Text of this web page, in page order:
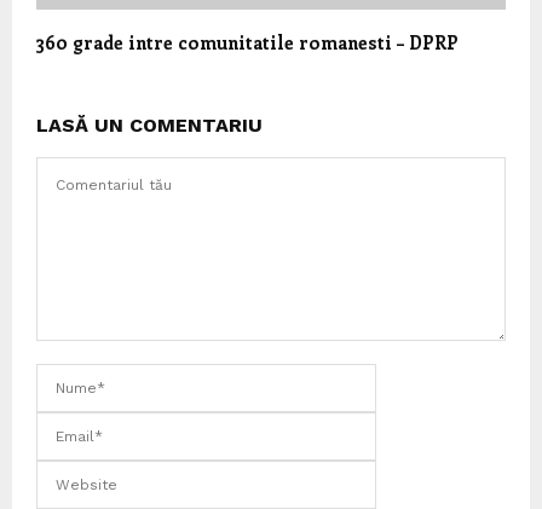
360 grade intre comunitatile romanesti – DPRP
LASĂ UN COMENTARIU